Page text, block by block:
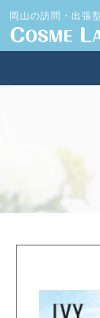
岡山の訪問・出張